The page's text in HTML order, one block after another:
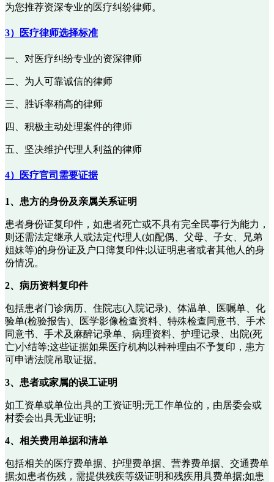
为您推荐资深专业的医疗纠纷律师。
3）医疗律师选择标准
一、对医疗纠纷专业的资深律师
二、为人可靠诚信的律师
三、胜诉率稍高的律师
四、积极主动处理案件的律师
五、坚决维护代理人利益的律师
4）医疗官司需要证据
1、患方的身份及亲属关系证明
患者身份证复印件，如患者死亡或不具有完全民事行为能力，
则还需法定继承人或法定代理人(如配偶、父母、子女、兄弟
姐妹等)的身份证及户口簿复印件;以证明患者或者其他人的身
份情况。
2、病历资料复印件
包括患者门诊病历、住院志(入院记录)、体温单、医嘱单、化
验单(检验报告)、医学影像检查资料、特殊检查同意书、手术
同意书、手术及麻醉记录单、病理资料、护理记录、出院(死
亡)小结等;这些证据如果医疗机构以种种理由不予复印，患方
可申请法院吊取证据。
3、患者或家属的误工证明
如工资单或单位出具的工资证明;无工作单位的，由居委会或
村委会出具无业证明;
4、相关费用单据和清单
包括相关的医疗费单据、护理费单据、营养费单据、交通费单
据;如患者伤残，需提供残疾等级证明和残疾用具费单据;如患